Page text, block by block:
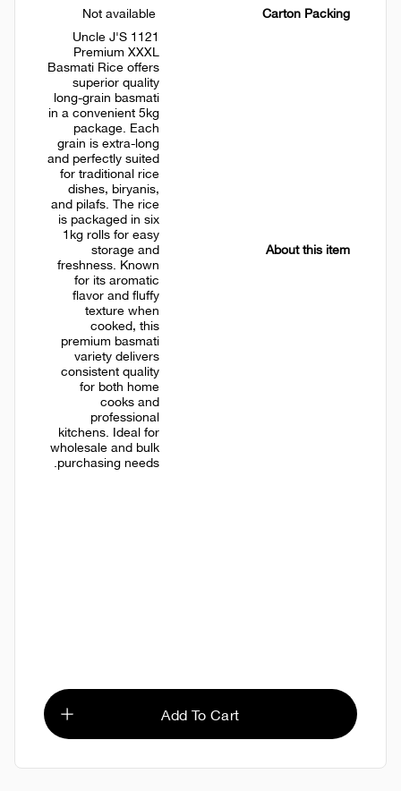
Carton Packing
About this item
Uncle J'S 1121
Premium XXXL
Basmati Rice offers
superior quality
long-grain basmati
in a convenient 5kg
package. Each
grain is extra-long
and perfectly suited
for traditional rice
dishes, biryanis,
and pilafs. The rice
is packaged in six
1kg rolls for easy
storage and
freshness. Known
for its aromatic
flavor and fluffy
texture when
cooked, this
premium basmati
variety delivers
consistent quality
for both home
cooks and
professional
kitchens. Ideal for
wholesale and bulk
purchasing needs.
Add To Cart